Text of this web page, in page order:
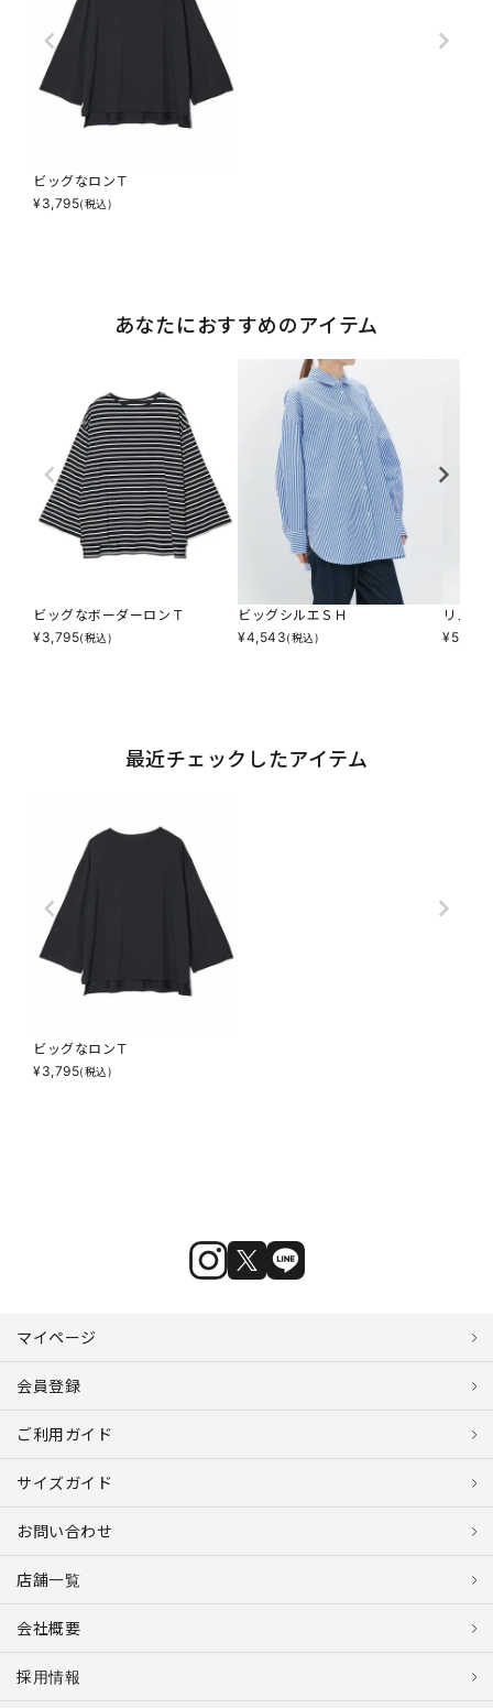
ビッグなロンＴ
¥3,795(税込)
あなたにおすすめのアイテム
ビッグなボーダーロンＴ
¥3,795(税込)
ビッグシルエＳＨ
¥4,543(税込)
リメイ
¥5,313
最近チェックしたアイテム
ビッグなロンＴ
¥3,795(税込)
マイページ
会員登録
ご利用ガイド
サイズガイド
お問い合わせ
店舗一覧
会社概要
採用情報